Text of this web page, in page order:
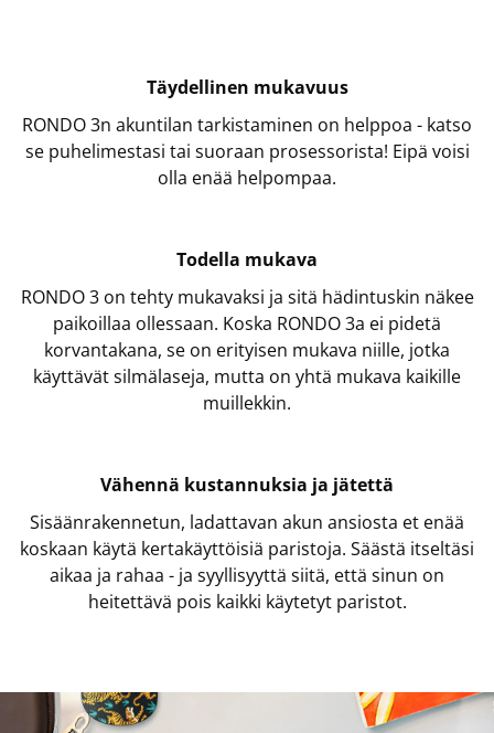
Täydellinen mukavuus
RONDO 3n akuntilan tarkistaminen on helppoa - katso
se puhelimestasi tai suoraan prosessorista! Eipä voisi
olla enää helpompaa.
Todella mukava
RONDO 3 on tehty mukavaksi ja sitä hädintuskin näkee
paikoillaa ollessaan. Koska RONDO 3a ei pidetä
korvantakana, se on erityisen mukava niille, jotka
käyttävät silmälaseja, mutta on yhtä mukava kaikille
muillekkin.
Vähennä kustannuksia ja jätettä
Sisäänrakennetun, ladattavan akun ansiosta et enää
koskaan käytä kertakäyttöisiä paristoja. Säästä itseltäsi
aikaa ja rahaa - ja syyllisyyttä siitä, että sinun on
heitettävä pois kaikki käytetyt paristot.